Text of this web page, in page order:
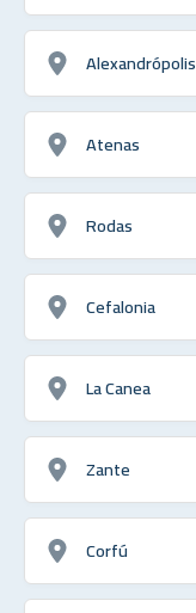
Alexandrópolis
Atenas
Rodas
Cefalonia
La Canea
Zante
Corfú